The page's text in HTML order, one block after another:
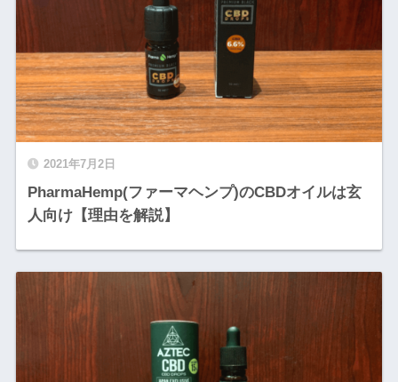
2021年7月2日
PharmaHemp(ファーマヘンプ)のCBDオイルは玄
人向け【理由を解説】